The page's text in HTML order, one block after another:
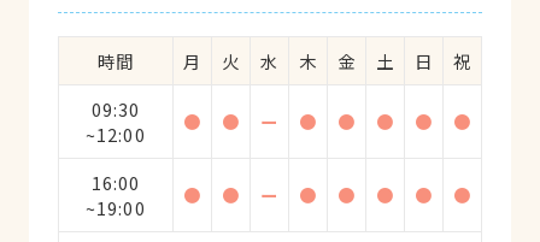
時間 月 火 水 木 金 土 日
祝
09:30
~12:00
● ● ー ● ● ● ● ●
16:00
~19:00
● ● ー ● ● ● ● ●